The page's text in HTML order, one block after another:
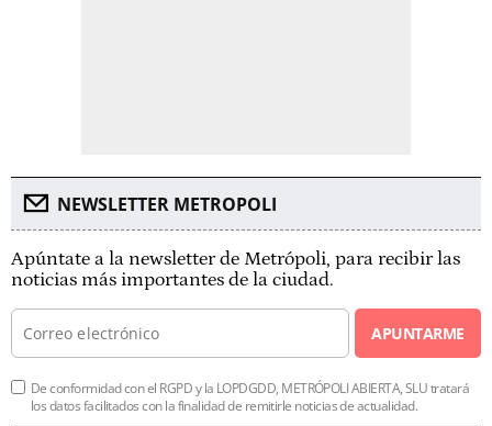
NEWSLETTER METROPOLI
Apúntate a la newsletter de Metrópoli, para recibir las
noticias más importantes de la ciudad.
APUNTARME
De conformidad con el RGPD y la LOPDGDD, METRÓPOLI ABIERTA, SLU tratará
los datos facilitados con la finalidad de remitirle noticias de actualidad.